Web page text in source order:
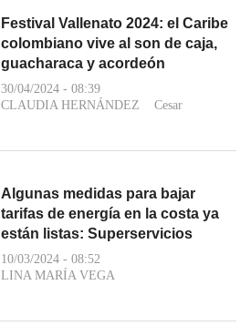
Festival Vallenato 2024: el Caribe
colombiano vive al son de caja,
guacharaca y acordeón
30/04/2024 - 08:39
CLAUDIA HERNÁNDEZ
Cesar
Algunas medidas para bajar
tarifas de energía en la costa ya
están listas: Superservicios
10/03/2024 - 08:52
LINA MARÍA VEGA